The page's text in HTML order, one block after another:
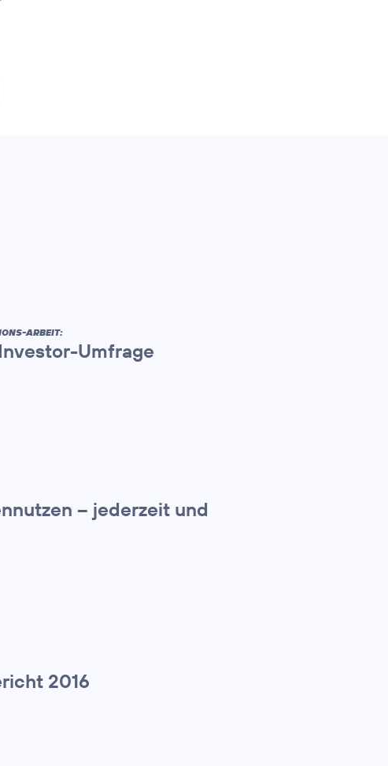
ARBEIT:
Umfrage
– jederzeit und
2016